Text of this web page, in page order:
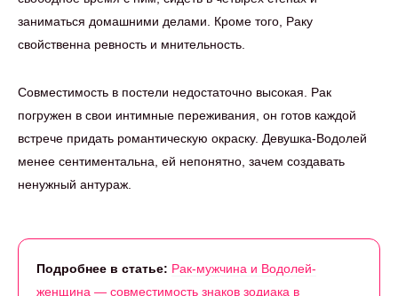
заниматься домашними делами. Кроме того, Раку
свойственна ревность и мнительность.
Совместимость в постели недостаточно высокая. Рак
погружен в свои интимные переживания, он готов каждой
встрече придать романтическую окраску. Девушка-Водолей
менее сентиментальна, ей непонятно, зачем создавать
ненужный антураж.
Подробнее в статье: Рак-мужчина и Водолей-
женщина — совместимость знаков зодиака в